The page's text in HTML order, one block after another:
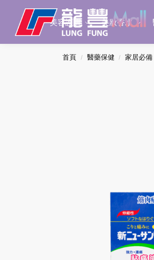
美容護膚 美妝香水
Search
首頁 / 醫藥保健 / 家居必備